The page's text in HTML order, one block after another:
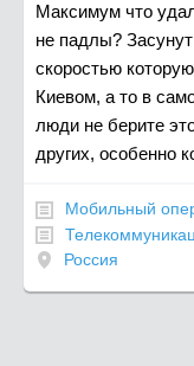
Максимум что
не падлы?
скоростью
Киевом, а то в
люди не берите
других, особенно
Мобильный
Россия